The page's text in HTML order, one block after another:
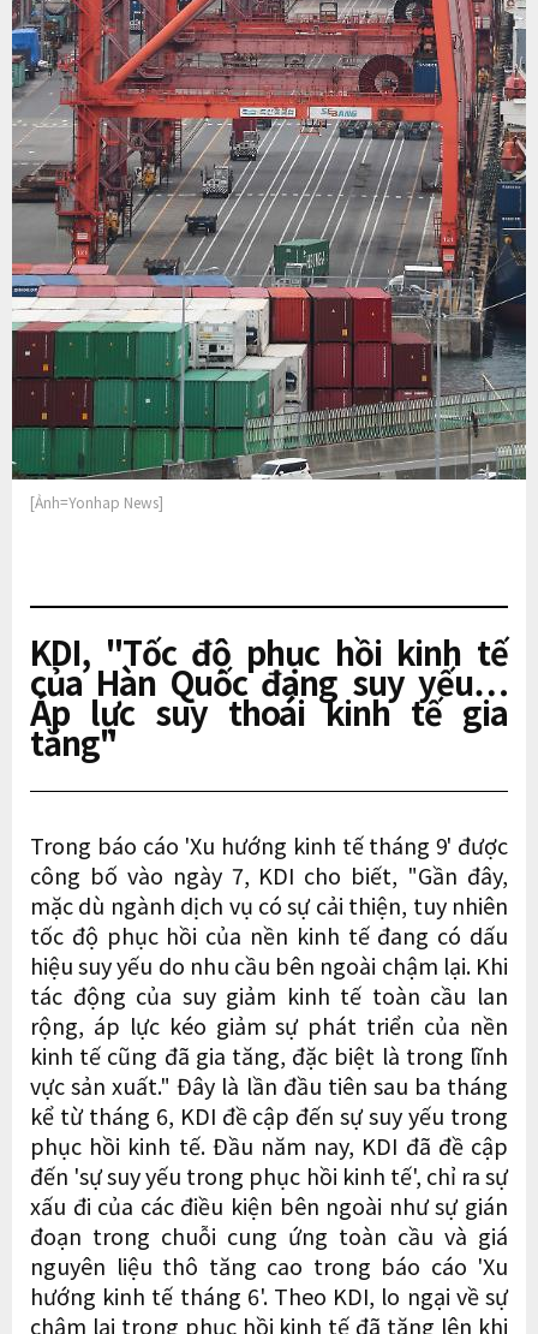
[Ảnh=Yonhap News]
KDI, "Tốc độ phục hồi kinh tế
của Hàn Quốc đang suy yếu…
Áp lực suy thoái kinh tế gia
tăng"
Trong báo cáo 'Xu hướng kinh tế tháng 9' được
công bố vào ngày 7, KDI cho biết, "Gần đây,
mặc dù ngành dịch vụ có sự cải thiện, tuy nhiên
tốc độ phục hồi của nền kinh tế đang có dấu
hiệu suy yếu do nhu cầu bên ngoài chậm lại. Khi
tác động của suy giảm kinh tế toàn cầu lan
rộng, áp lực kéo giảm sự phát triển của nền
kinh tế cũng đã gia tăng, đặc biệt là trong lĩnh
vực sản xuất." Đây là lần đầu tiên sau ba tháng
kể từ tháng 6, KDI đề cập đến sự suy yếu trong
phục hồi kinh tế. Đầu năm nay, KDI đã đề cập
đến 'sự suy yếu trong phục hồi kinh tế', chỉ ra sự
xấu đi của các điều kiện bên ngoài như sự gián
đoạn trong chuỗi cung ứng toàn cầu và giá
nguyên liệu thô tăng cao trong báo cáo 'Xu
hướng kinh tế tháng 6'. Theo KDI, lo ngại về sự
chậm lại trong phục hồi kinh tế đã tăng lên khi